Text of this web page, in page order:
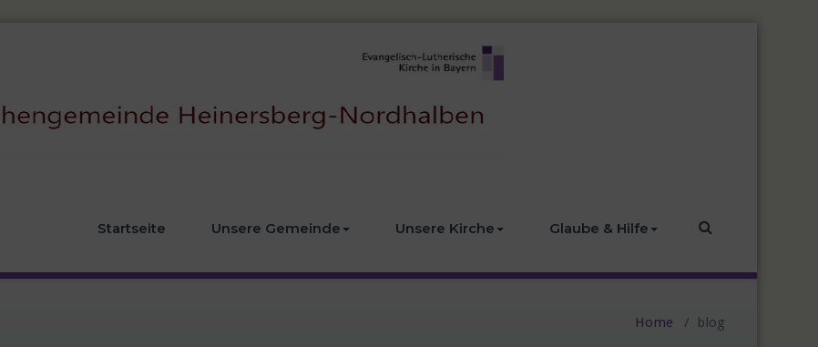
Startseite Unsere Gemeinde Unsere Kirche Glaube & Hilfe
Home / blog